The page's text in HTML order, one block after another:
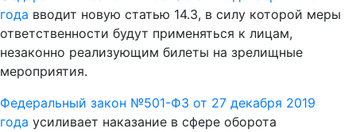
года вводит новую статью 14.3, в силу которой меры
ответственности будут применяться к лицам,
незаконно реализующим билеты на зрелищные
мероприятия.
Федеральный закон №501-ФЗ от 27 декабря 2019
года усиливает наказание в сфере оборота